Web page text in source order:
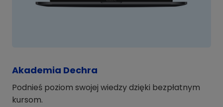
Akademia Dechra
Podnieś poziom swojej wiedzy dzięki bezpłatnym
kursom.